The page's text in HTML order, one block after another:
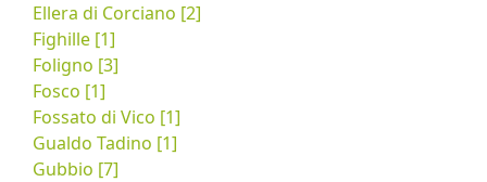
Ellera di Corciano [2]
Fighille [1]
Foligno [3]
Fosco [1]
Fossato di Vico [1]
Gualdo Tadino [1]
Gubbio [7]